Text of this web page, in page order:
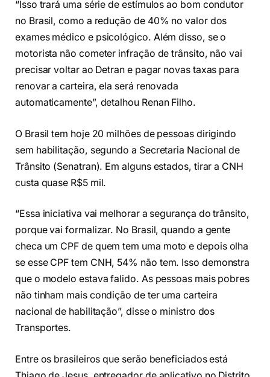
“Isso trará uma série de estímulos ao bom condutor
no Brasil, como a redução de 40% no valor dos
exames médico e psicológico. Além disso, se o
motorista não cometer infração de trânsito, não vai
precisar voltar ao Detran e pagar novas taxas para
renovar a carteira, ela será renovada
automaticamente”, detalhou Renan Filho.
O Brasil tem hoje 20 milhões de pessoas dirigindo
sem habilitação, segundo a Secretaria Nacional de
Trânsito (Senatran). Em alguns estados, tirar a CNH
custa quase R$5 mil.
“Essa iniciativa vai melhorar a segurança do trânsito,
porque vai formalizar. No Brasil, quando a gente
checa um CPF de quem tem uma moto e depois olha
se esse CPF tem CNH, 54% não tem. Isso demonstra
que o modelo estava falido. As pessoas mais pobres
não tinham mais condição de ter uma carteira
nacional de habilitação”, disse o ministro dos
Transportes.
Entre os brasileiros que serão beneficiados está